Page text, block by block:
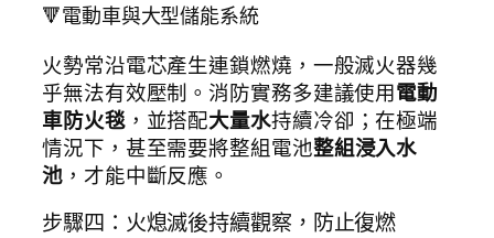
🔻電動車與大型儲能系統
火勢常沿電芯產生連鎖燃燒，一般滅火器幾
乎無法有效壓制。消防實務多建議使用電動
車防火毯，並搭配大量水持續冷卻；在極端
情況下，甚至需要將整組電池整組浸入水
池，才能中斷反應。
步驟四：火熄滅後持續觀察，防止復燃